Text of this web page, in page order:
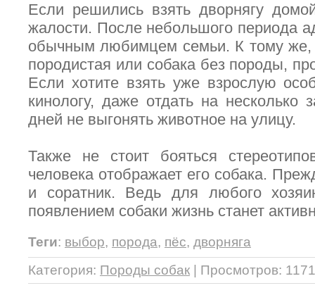
Если решились взять дворнягу
жалости. После небольшого периода
обычным любимцем семьи. К тому же,
породистая или собака без породы,
Если хотите взять уже взрослую
кинологу, даже отдать на несколько
дней не выгонять животное на улицу.
Также не стоит бояться
человека отображает его собака.
и соратник. Ведь для любого
появлением собаки жизнь станет
Теги: выбор, порода, пёс, дворняга
Категория: Породы собак Просмотров: